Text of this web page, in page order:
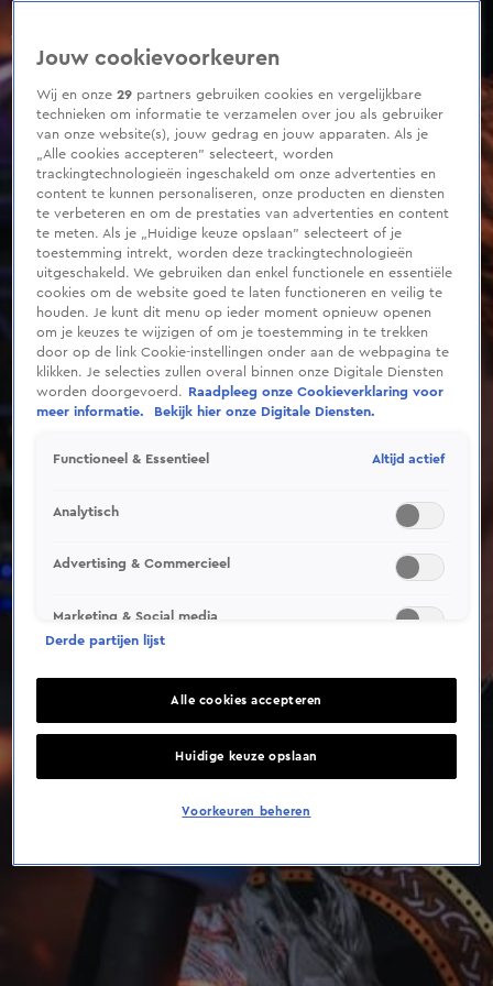
of
1
minute,
37
seconds
Jouw cookievoorkeuren
Wij en onze29 partners gebruiken cookies en vergelijkbare
technieken om informatie te verzamelen over jou als gebruiker
van onze website(s), jouw gedrag en jouw apparaten. Als je
„Alle cookies accepteren” selecteert, worden
trackingtechnologieën ingeschakeld om onze advertenties en
content te kunnen personaliseren, onze producten en diensten
te verbeteren en om de prestaties van advertenties en content
te meten. Als je „Huidige keuze opslaan” selecteert of je
toestemming intrekt, worden deze trackingtechnologieën
uitgeschakeld. We gebruiken dan enkel functionele en essentiële
cookies om de website goed te laten functioneren en veilig te
houden. Je kunt dit menu op ieder moment opnieuw openen
om je keuzes te wijzigen of om je toestemming in te trekken
door op de link Cookie-instellingen onder aan de webpagina te
klikken. Je selecties zullen overal binnen onze Digitale Diensten
worden doorgevoerd.
Raadpleeg onze Cookieverklaring voor
meer informatie.
Bekijk hier onze Digitale Diensten.
Functioneel & Essentieel Altijd actief
Analytisch
Advertising & Commercieel
Marketing & Social media
Derde partijen lijst
Alle cookies accepteren
Huidige keuze opslaan
Voorkeuren beheren